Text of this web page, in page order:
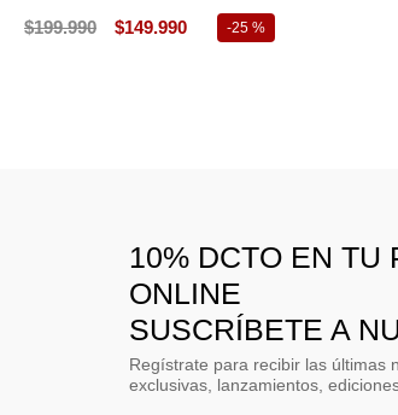
$199.990 $149.990 -25 %
10% DCTO EN TU
ONLINE
SUSCRÍBETE A
Regístrate para recibir las últimas
exclusivas, lanzamientos,